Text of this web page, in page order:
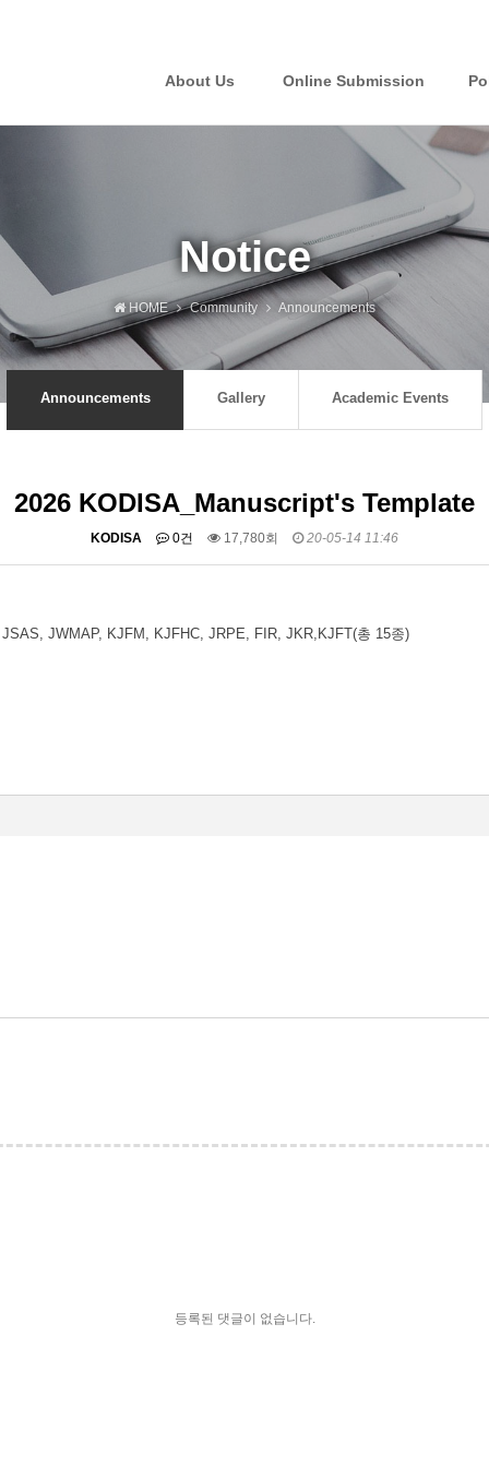
About Us Online Submission
Notice
HOME Community Announcements
Announcements Gallery Academic Events
2026 KODISA_Manuscript's Template
KODISA 0건 17,780회 20-05-14 11:46
JWMAP, KJFM, KJFHC, JRPE, FIR, JKR,KJFT(총 15종)
등록된 댓글이 없습니다.